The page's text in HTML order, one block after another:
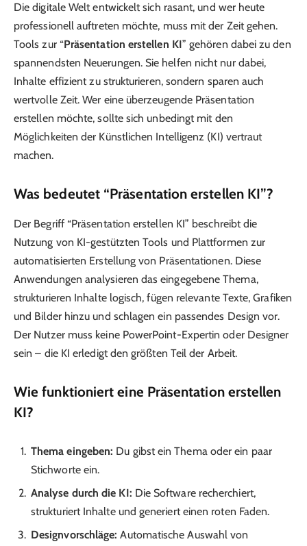
Die digitale Welt entwickelt sich rasant, und wer heute
professionell auftreten möchte, muss mit der Zeit gehen.
Tools zur “Präsentation erstellen KI” gehören dabei zu den
spannendsten Neuerungen. Sie helfen nicht nur dabei,
Inhalte effizient zu strukturieren, sondern sparen auch
wertvolle Zeit. Wer eine überzeugende Präsentation
erstellen möchte, sollte sich unbedingt mit den
Möglichkeiten der Künstlichen Intelligenz (KI) vertraut
machen.
Was bedeutet “Präsentation erstellen KI”?
Der Begriff “Präsentation erstellen KI” beschreibt die
Nutzung von KI-gestützten Tools und Plattformen zur
automatisierten Erstellung von Präsentationen. Diese
Anwendungen analysieren das eingegebene Thema,
strukturieren Inhalte logisch, fügen relevante Texte, Grafiken
und Bilder hinzu und schlagen ein passendes Design vor.
Der Nutzer muss keine PowerPoint-Expertin oder Designer
sein – die KI erledigt den größten Teil der Arbeit.
Wie funktioniert eine Präsentation erstellen
KI?
Thema eingeben: Du gibst ein Thema oder ein paar
Stichworte ein.
Analyse durch die KI: Die Software recherchiert,
strukturiert Inhalte und generiert einen roten Faden.
Designvorschläge: Automatische Auswahl von